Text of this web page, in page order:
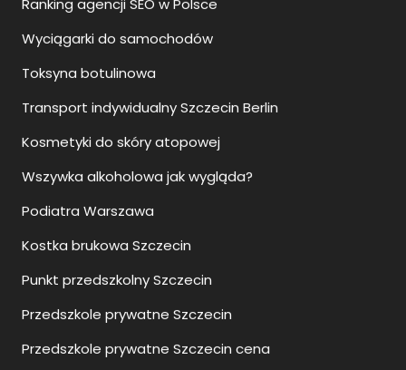
Toksyna botulinowa
Transport indywidualny Szczecin Berlin
Kosmetyki do skóry atopowej
Wszywka alkoholowa jak wygląda?
Podiatra Warszawa
Kostka brukowa Szczecin
Punkt przedszkolny Szczecin
Przedszkole prywatne Szczecin
Przedszkole prywatne Szczecin cena
Systemy klimatyzacji Olsztyn